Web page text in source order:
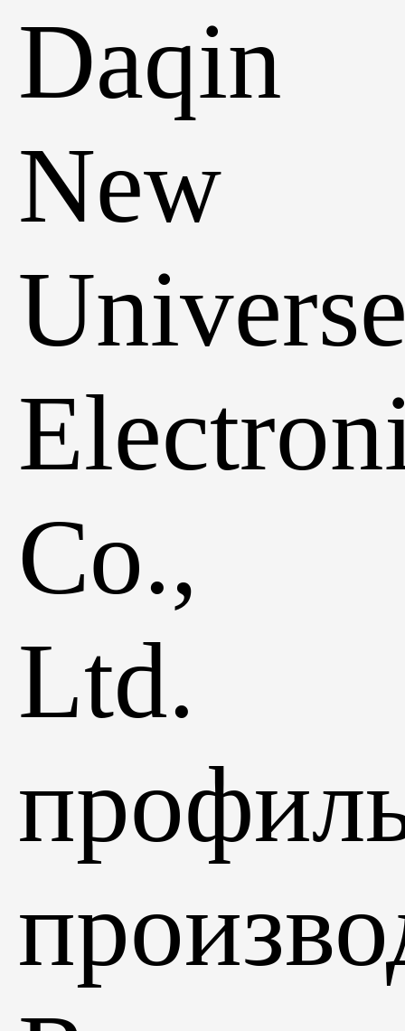
Daqin
New
Co.,
Ltd.